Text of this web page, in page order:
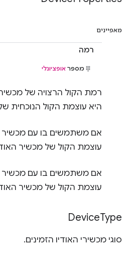
מאפיינים
רמה
מספר אופציונלי
רמת הקול הרצויה של
היא עוצמת הקול הנוכחית
אם משתמשים בו עם מכשיר
עוצמת הקול של מכשיר
אם משתמשים בו עם מכשיר
עוצמת הקול של מכשיר
DeviceType
סוגי מכשירי האודיו הזמינים.